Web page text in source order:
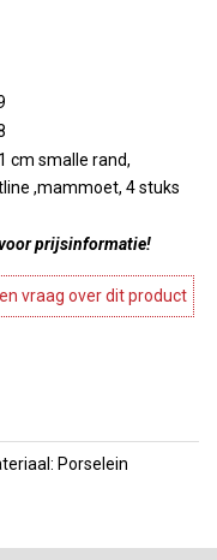
cm smalle rand,
,mammoet, 4 stuks
prijsinformatie!
vraag over dit product
Porselein